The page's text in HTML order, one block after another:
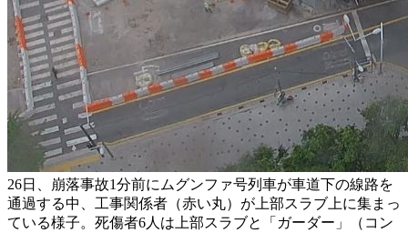
26日、崩落事故1分前にムグンファ号列車が車道下の線路を
通過する中、工事関係者（赤い丸）が上部スラブ上に集まっ
ている様子。死傷者6人は上部スラブと「ガーダー」（コン